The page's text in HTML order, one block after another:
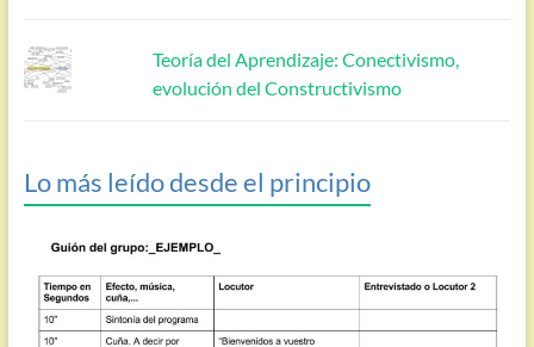
Teoría del Aprendizaje: Conectivismo,
evolución del Constructivismo
Lo más leído desde el principio